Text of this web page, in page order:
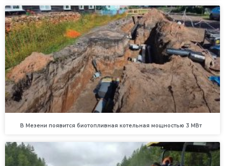
В Мезени появится биотопливная котельная мощностью 3 МВт